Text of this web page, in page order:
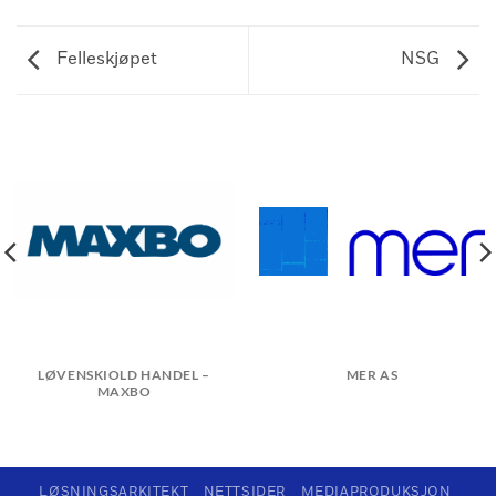
Felleskjøpet NSG
LØVENSKIOLD HANDEL –
MAXBO
MER AS
LØSNINGSARKITEKT NETTSIDER MEDIAPRODUKSJON